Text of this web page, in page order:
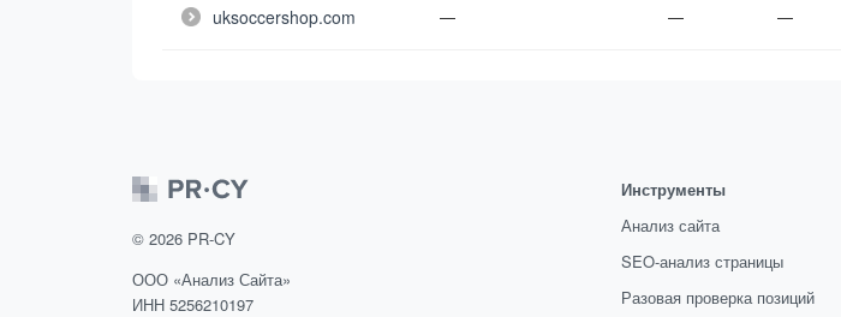
uksoccershop.com — — —
© 2026 PR-CY
ООО «Анализ Сайта»
ИНН 5256210197
Инструменты
Анализ сайта
SEO-анализ страницы
Разовая проверка позиций